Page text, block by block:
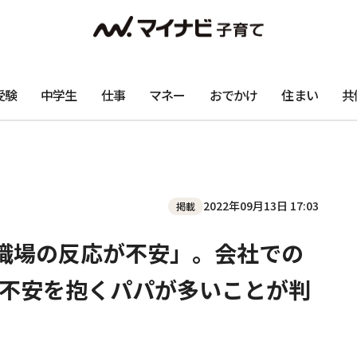
験 中学生 仕事 マネー おでかけ 住まい
掲載 2022年09月13日 17:03
の反応が不安」。会社での
安を抱くパパが多いことが判